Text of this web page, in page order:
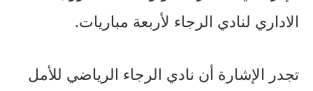
الاداري لنادي الرجاء لأربعة مباريات.
تجدر الإشارة أن نادي الرجاء الرياضي للأمل